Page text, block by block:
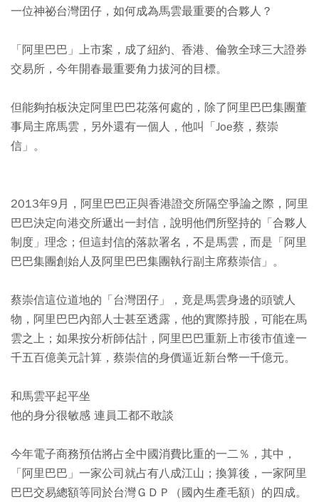
一位神祕台灣囝仔，如何成為馬雲最重要的合夥人？
「阿里巴巴」上市案，成了紐約、香港、倫敦全球三大證券
交易所，今年開春最重要角力拔河的目標。
但能夠拍板決定阿里巴巴花落何處的，除了阿里巴巴集團董
事局主席馬雲，另外還有一個人，他叫「Joe蔡，蔡崇
信」。
2013年9月，阿里巴巴正與香港證交所隔空爭論之際，阿里
巴巴決定向港交所遞出一封信，說明他們所堅持的「合夥人
制度」理念；但這封信的落款署名，不是馬雲，而是「阿里
巴巴集團創始人及阿里巴巴集團執行副主席蔡崇信」。
蔡崇信這位道地的「台灣囝仔」，竟是馬雲身邊的頭號人
物，阿里巴巴內部人士甚至透露，他的實際持股，可能在馬
雲之上；如果按分析師估計，阿里巴巴重新上市後市值達一
千五百億美元計算，蔡崇信的身價逼近新台幣一千億元。
和馬雲平起平坐
他的身分很敏感 連員工都不敢談
今年電子商務預估將占全中國消費比重的一二％，其中，
「阿里巴巴」一家公司就占有八成江山；換算後，一家阿里
巴巴交易總額等同於台灣ＧＤＰ（國內生產毛額）的四成。